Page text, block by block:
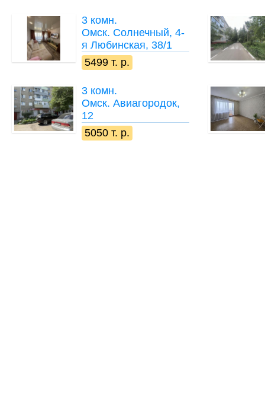
3 комн.
Омск. Солнечный, 4-
я Любинская, 38/1
5499 т. р.
3 комн.
Омск. Авиагородок,
12
5050 т. р.